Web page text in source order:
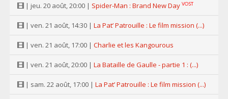
| jeu. 20 août, 20:00 | Spider-Man : Brand New Day VOST
| ven. 21 août, 14:30 | La Pat’ Patrouille : Le film mission (...)
| ven. 21 août, 17:00 | Charlie et les Kangourous
| ven. 21 août, 20:00 | La Bataille de Gaulle - partie 1 : (...)
| sam. 22 août, 17:00 | La Pat’ Patrouille : Le film mission (...)